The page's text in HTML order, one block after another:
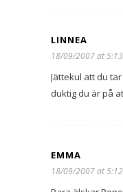
LINNEA
18/09/2007 at
Jättekul att du
duktig du är på
EMMA
18/09/2007 at